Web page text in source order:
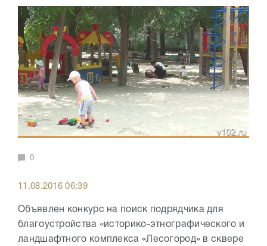
0
11.08.2016 06:39
Объявлен конкурс на поиск подрядчика для
благоустройства «историко-этнографического и
ландшафтного комплекса «Лесогород» в сквере